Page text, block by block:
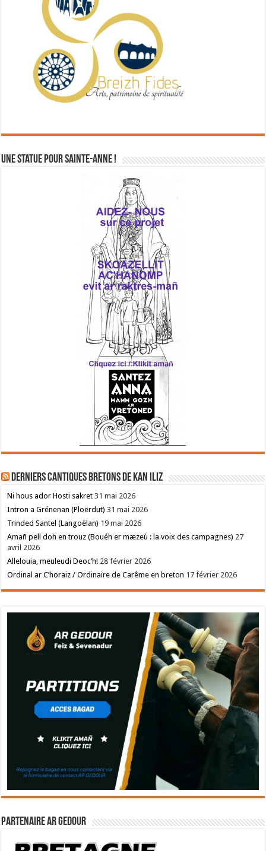
Une statue pour Sainte-Anne !
Derniers cantiques bretons de Kan Iliz
Ni hous ador Hosti sakret 31 mai 2026
Intron a Grénenan (Ploërdut) 31 mai 2026
Trinded Santel (Langoëlan) 19 mai 2026
Amañ pell doh en trouz (Bouéh er mæzeù : la voix des campagnes) 27
avril 2026
Allelouia, meuleudi Deoc’h! 28 février 2026
Ordinal ar C’horaiz / Ordinaire de Carême en breton 17 février 2026
Partenaire Ar Gedour